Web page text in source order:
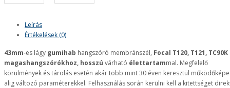
Leírás
Értékelések (0)
43mm-es lágy gumihab hangszóró membránszél, Focal T120, T121, TC90K
magashangszórókhoz, hosszú várható élettartammal. Megfelelő
körülmények és tárolás esetén akár több mint 30 éven keresztül
alig változó paraméterekkel. Felhasználás során kerülni kell a kitettséget